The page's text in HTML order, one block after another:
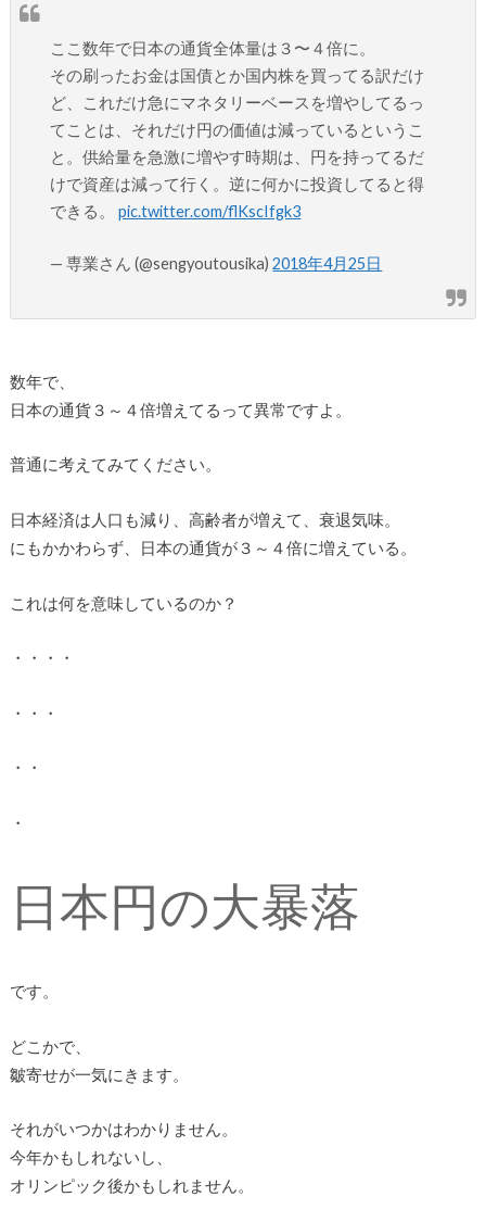
ここ数年で日本の通貨全体量は３〜４倍に。
その刷ったお金は国債とか国内株を買ってる訳だけ
ど、これだけ急にマネタリーベースを増やしてるっ
てことは、それだけ円の価値は減っているというこ
と。供給量を急激に増やす時期は、円を持ってるだ
けで資産は減って行く。逆に何かに投資してると得
できる。pic.twitter.com/flKscIfgk3
— 専業さん (@sengyoutousika)2018年4月25日
数年で、
日本の通貨３～４倍増えてるって異常ですよ。
普通に考えてみてください。
日本経済は人口も減り、高齢者が増えて、衰退気味。
にもかかわらず、日本の通貨が３～４倍に増えている。
これは何を意味しているのか？
・・・・
・・・
・・
・
日本円の大暴落
です。
どこかで、
皺寄せが一気にきます。
それがいつかはわかりません。
今年かもしれないし、
オリンピック後かもしれません。